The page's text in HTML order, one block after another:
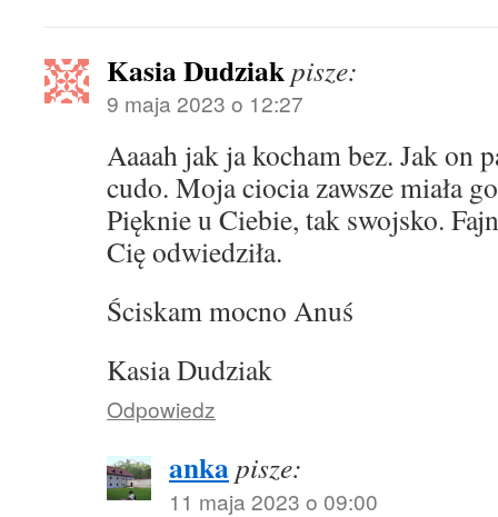
Kasia Dudziakpisze:
9 maja 2023 o 12:27
Aaaah jak ja kocham bez. Jak on
cudo. Moja ciocia zawsze miała
Pięknie u Ciebie, tak swojsko.
Cię odwiedziła.
Ściskam mocno Anuś
Kasia Dudziak
Odpowiedz
ankapisze:
11 maja 2023 o 09:00